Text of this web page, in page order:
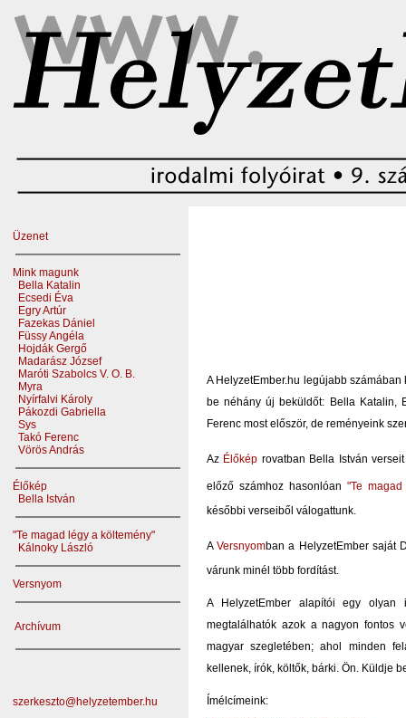
Üzenet
Mink magunk
Bella Katalin
Ecsedi Éva
Egry Artúr
Fazekas Dániel
Füssy Angéla
Hojdák Gergő
Madarász József
Maróti Szabolcs V. O. B.
Myra
Nyírfalvi Károly
Pákozdi Gabriella
Sys
Takó Ferenc
Vörös András
Élőkép
Bella István
"Te magad légy a költemény"
Kálnoky László
Versnyom
Archívum
szerkeszto@helyzetember.hu
A HelyzetEmber.hu legújabb
be néhány új beküldőt: Bella Katalin,
Ferenc most először, de reményeink
Az Élőkép rovatban Bella István
előző számhoz hasonlóan "Te
későbbi verseiből válogattunk.
AVersnyomban a HelyzetEmber saját
várunk minél több fordítást.
A HelyzetEmber alapítói egy
megtalálhatók azok a nagyon fontos
magyar szegletében; ahol minden
kellenek, írók, költők, bárki. Ön. Küldje
Ímélcímeink: